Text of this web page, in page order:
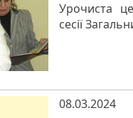
Урочиста
сесії
08.03.2024